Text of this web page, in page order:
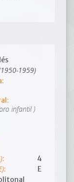
1959)
infantil )
:
4
:
E